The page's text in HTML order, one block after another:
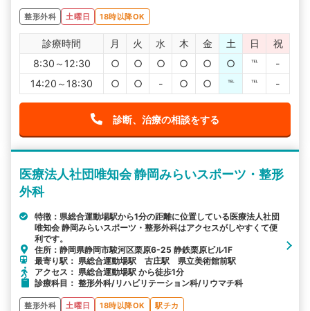
整形外科 土曜日 18時以降OK
診療時間 月 火 水 木 金 土 日
祝
8:30～12:30
○ ○ ○ ○ ○ ○ ℡
-
14:20～18:30
○ ○ - ○ ○ ℡ ℡ -
診断、治療の相談をする
医療法人社団唯知会 静岡みらいスポーツ・整形
外科
特徴：県総合運動場駅から1分の距離に位置している医療法人社団
唯知会 静岡みらいスポーツ・整形外科はアクセスがしやすくて便
利です。
住所：静岡県静岡市駿河区栗原6-25 静鉄栗原ビル1F
最寄り駅： 県総合運動場駅 古庄駅 県立美術館前駅
アクセス： 県総合運動場駅 から徒歩1分
診療科目： 整形外科/リハビリテーション科/リウマチ科
整形外科 土曜日 18時以降OK 駅チカ